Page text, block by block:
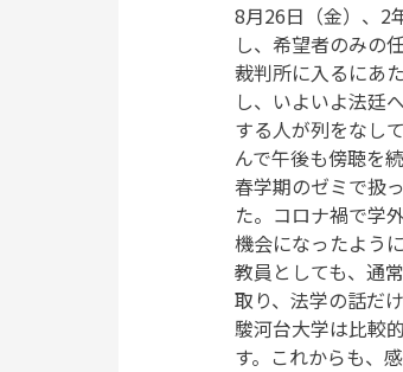
8月26日（金）、2
し、希望者のみの
裁判所に入るにあ
し、いよいよ法廷
する人が列をなし
んで午後も傍聴を
春学期のゼミで扱
た。コロナ禍で学
機会になったように
教員としても、通
取り、法学の話だ
駿河台大学は比較
す。これからも、